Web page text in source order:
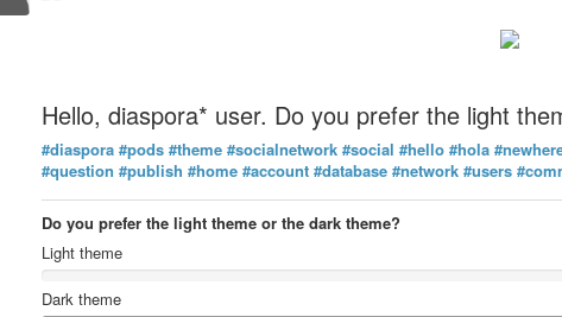
Hello, diaspora* user. Do you prefer the light
#diaspora #pods #theme #socialnetwork #social #hello #hola
#question #publish #home #account #database #network #users
Do you prefer the light theme or the dark theme?
Light theme
Dark theme